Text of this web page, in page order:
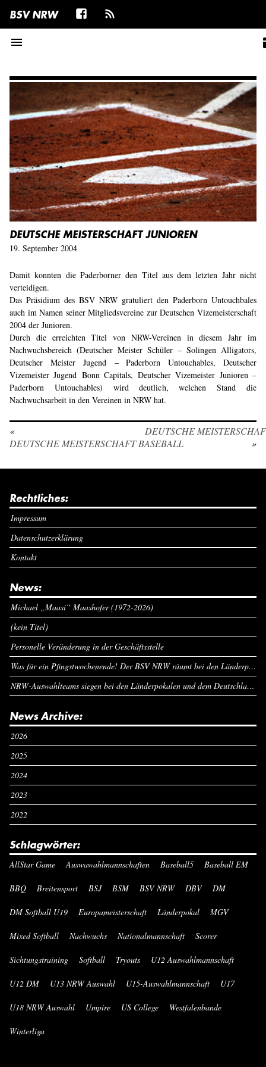
BSV NRW
menu
DEUTSCHE MEISTERSCHAFT JUNIOREN
19. September 2004
Damit konnten die Paderborner den Titel aus dem letzten Jahr nicht
verteidigen.
Das Präsidium des BSV NRW gratuliert den Paderborn Untouchbales
auch im Namen seiner Mitgliedsvereine zur Deutschen Vizemeisterschaft
2004 der Junioren.
Durch die erreichten Titel von NRW-Vereinen in diesem Jahr im
Nachwuchsbereich (Deutscher Meister Schüler – Solingen Alligators,
Deutscher Meister Jugend – Paderborn Untouchables, Deutscher
Vizemeister Jugend Bonn Capitals, Deutscher Vizemeister Junioren –
Paderborn Untouchables) wird deutlich, welchen Stand die
Nachwuchsarbeit in den Vereinen in NRW hat.
«
DEUTSCHE MEISTERSCHAFT BASEBALL
DEUTSCHE
»
Rechtliches:
Impressum
Datenschutzerklärung
Kontakt
News:
Michael „Maasi“ Maashofer (1972-2026)
(kein Titel)
Personelle Veränderung in der Geschäftsstelle
Was für ein Pfingstwochenende! Der BSV NRW räumt bei den Länderpokalen ab
NRW-Auswahlteams siegen bei den Länderpokalen und dem Deutschlandcup an Pfingsten
News Archive:
2026
2025
2024
2023
2022
Schlagwörter:
AllStar Game Auswawahlmannschaften Baseball5 Baseball EM
BBQ Breitensport BSJ BSM BSV NRW DBV DM
DM Softball U19 Europameisterschaft Länderpokal MGV
Mixed Softball Nachwuchs Nationalmannschaft Scorer
Sichtungstraining Softball Tryouts U12 Auswahlmannschaft
U12 DM U13 NRW Auswahl U15-Auswahlmannschaft U17
U18 NRW Auswahl Umpire US College Westfalenbande
Winterliga